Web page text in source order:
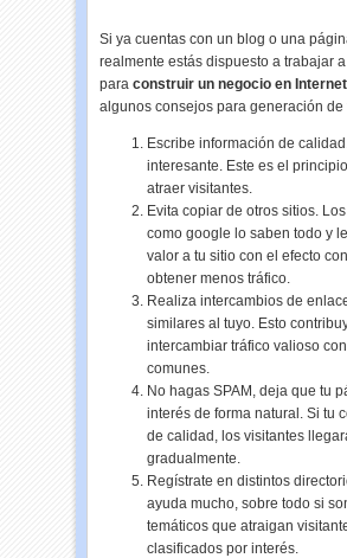
Si ya cuentas con un blog o una
realmente estás dispuesto a trabajar
paraconstruir un negocio en Internet
algunos consejos para generación de
Escribe información de
interesante. Este es el
atraer visitantes.
Evita copiar de otros sitios.
como google lo saben todo y
valor a tu sitio con el efecto
obtener menos tráfico.
Realiza intercambios de
similares al tuyo. Esto
intercambiar tráfico valioso
comunes.
No hagas SPAM, deja que tu
interés de forma natural. Si tu
de calidad, los visitantes
gradualmente.
Regístrate en distintos
ayuda mucho, sobre todo si
temáticos que atraigan
clasificados por interés.